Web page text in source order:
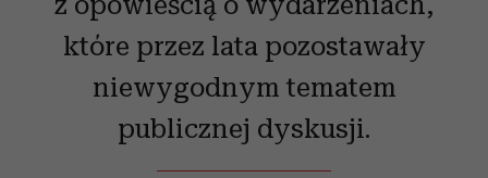
korzystania z ich usług.
które przez lata pozostawały
niewygodnym tematem
publicznej dyskusji.